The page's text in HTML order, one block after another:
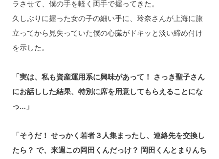
ラさせて、僕の手を軽く両手で握ってきた。
久しぶりに握った女の子の細い手に、玲奈さんが上海に旅
立ってから見失っていた僕の心臓がドキッと淡い締め付け
を示した。
「実は、私も資産運用系に興味があって！ さっき聖子さん
にお話しした結果、特別に席を用意してもらえることにな
っ…」
「そうだ！ せっかく若者３人集まったし、連絡先を交換し
たら？ で、来週この岡田くんだっけ？ 岡田くんとまりんち